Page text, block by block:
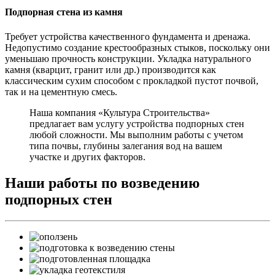
Подпорная стена из камня
Требует устройства качественного фундамента и дренажа.
Недопустимо создание крестообразных стыков, поскольку они
уменьшаю прочность конструкции. Укладка натурального
камня (кварцит, гранит или др.) производится как
классическим сухим способом с прокладкой пустот почвой,
так и на цементную смесь.
Наша компания «Культура Строительства»
предлагает вам услугу устройства подпорных стен
любой сложности. Мы выполним работы с учетом
типа почвы, глубины залегания вод на вашем
участке и других факторов.
Наши работы по возведению
подпорных стен